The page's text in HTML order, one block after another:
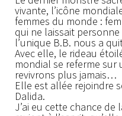
vivante, l’icône
femmes du monde :
qui ne laissait
l’unique B.B. nous a
Avec elle, le rideau
mondial se referme
revivrons plus jamais…
Elle est allée rejoindre
Dalida.
J’ai eu cette chance